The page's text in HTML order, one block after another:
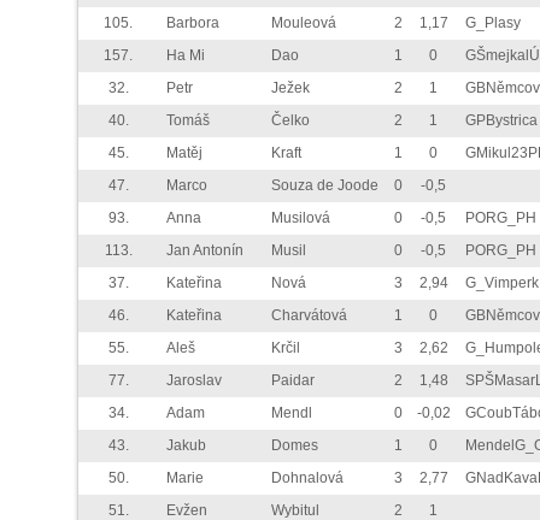
105.
Barbora Mouleová 2 1,17
G_Plasy
157.
Ha Mi Dao 1 0
32.
Petr Ježek 2 1
40.
Tomáš Čelko 2 1
GPBystrica
45.
Matěj Kraft 1 0
47.
Marco Souza de Joode 0
-0,5
93.
Anna Musilová 0 -0,5
PORG_PH
113.
Jan Antonín Musil 0 -0,5
PORG_PH
37.
Kateřina Nová 3 2,94
G_Vimperk
46.
Kateřina Charvátová 1 0
55.
Aleš Krčil 3 2,62
77.
Jaroslav Paidar 2 1,48
34.
Adam Mendl 0 -0,02
43.
Jakub Domes 1 0
50.
Marie Dohnalová 3 2,77
51.
Evžen Wybitul 2
1